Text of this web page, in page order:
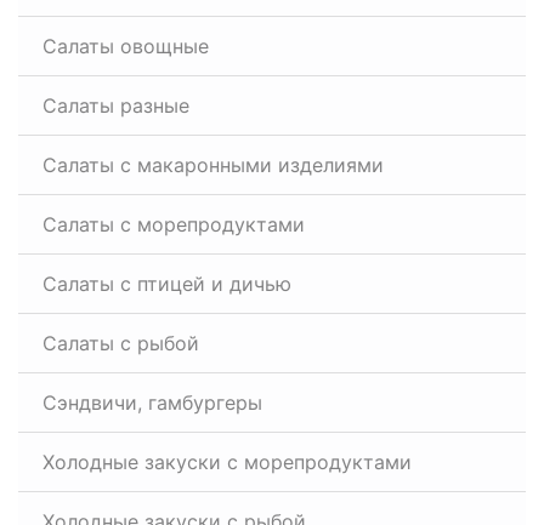
Салаты овощные
Салаты разные
Салаты с макаронными изделиями
Салаты с морепродуктами
Салаты с птицей и дичью
Салаты с рыбой
Сэндвичи, гамбургеры
Холодные закуски с морепродуктами